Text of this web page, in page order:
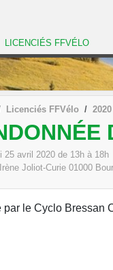
LICENCIÉS FFVÉLO
Licenciés FFVélo 2020
25 avril 2020 de 13h à 18h
Joliot-Curie 01000
par le Cyclo Bressan